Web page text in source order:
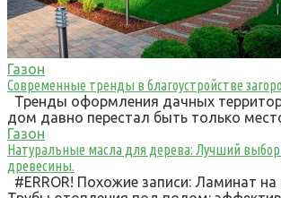
Газон
Современные тренды в благоустройстве
Тренды оформления дачных
дом давно перестал быть только
Газон
Натуральные масла для дерева: Лучший
древесины.
#ERROR! Похожие записи: Ламинат